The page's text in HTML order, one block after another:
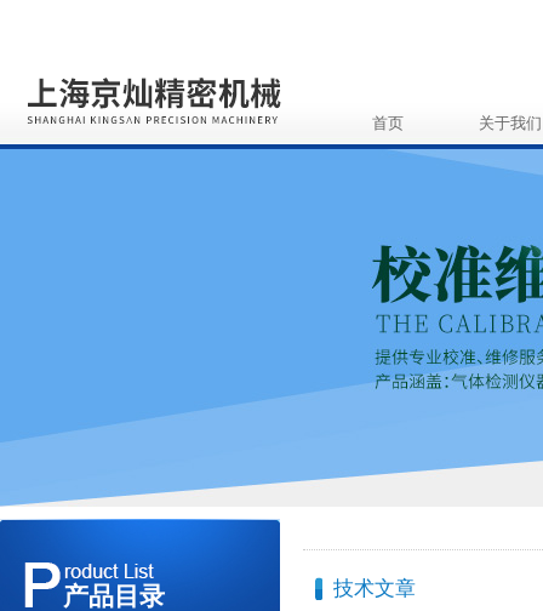
首页 关于我们
产品目录 技术文章